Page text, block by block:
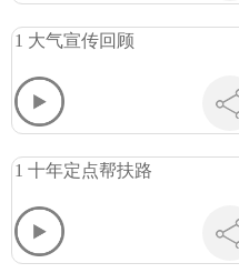
1 大气宣传回顾
1 十年定点帮扶路